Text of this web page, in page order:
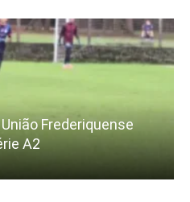
Frederiquense
A2